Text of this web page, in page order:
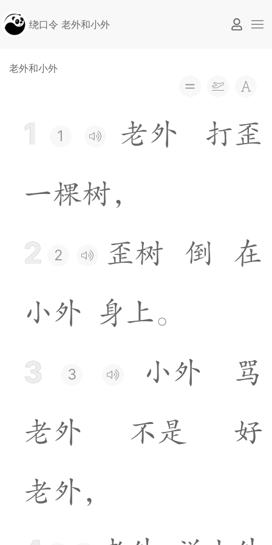
绕口令 老外和小外
老外和小外
1 1 老外 打歪
一棵树，
2 2 歪树 倒
在
小外 身上。
3 3 小外
骂
老外 不是
好
老外，